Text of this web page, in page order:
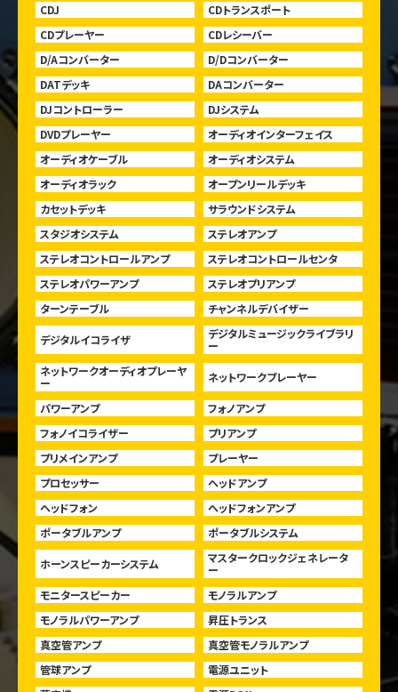
CDJ
CDトランスポート
CDプレーヤー
CDレシーバー
D/Aコンバーター
D/Dコンバーター
DATデッキ
DAコンバーター
DJコントローラー
DJシステム
DVDプレーヤー
オーディオインターフェイス
オーディオケーブル
オーディオシステム
オーディオラック
オープンリールデッキ
カセットデッキ
サラウンドシステム
スタジオシステム
ステレオアンプ
ステレオコントロールアンプ
ステレオコントロールセンタ
ステレオパワーアンプ
ステレオプリアンプ
ターンテーブル
チャンネルデバイザー
デジタルイコライザ
デジタルミュージックライブラリ
ー
ネットワークオーディオプレーヤ
ー
ネットワークプレーヤー
パワーアンプ
フォノアンプ
フォノイコライザー
プリアンプ
プリメインアンプ
プレーヤー
プロセッサー
ヘッドアンプ
ヘッドフォン
ヘッドフォンアンプ
ポータブルアンプ
ポータブルシステム
ホーンスピーカーシステム
マスタークロックジェネレータ
ー
モニタースピーカー
モノラルアンプ
モノラルパワーアンプ
昇圧トランス
真空管アンプ
真空管モノラルアンプ
管球アンプ
電源ユニット